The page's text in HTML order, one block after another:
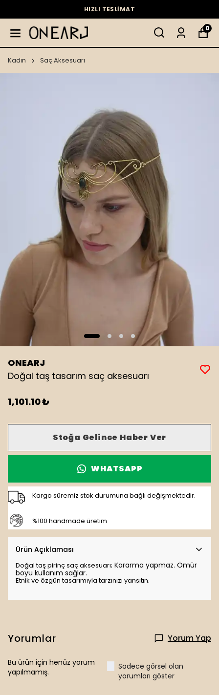
HIZLI TESLİMAT
0
Kadın Saç Aksesuarı
ONEARJ
Doğal taş tasarım saç aksesuarı
1,101.10 ₺
Stoğa Gelince Haber Ver
WHATSAPP
Kargo süremiz stok durumuna bağlı değişmektedir.
%100 handmade üretim
Ürün Açıklaması
Doğal taş pirinç saç aksesuarı; Kararma yapmaz. Ömür
boyu kullanım sağlar.
Etnik ve özgün tasarımıyla tarzınızı yansıtın.
Yorumlar Yorum Yap
Bu ürün için henüz yorum
yapılmamış.
Sadece görsel olan
yorumları göster